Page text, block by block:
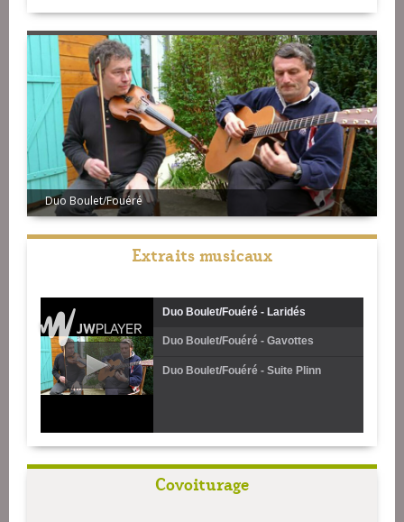
Duo Boulet/Fouéré
Extraits musicaux
Duo Boulet/Fouéré - Laridés
Duo Boulet/Fouéré - Gavottes
Duo Boulet/Fouéré - Suite Plinn
Covoiturage